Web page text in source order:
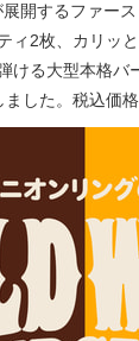
開するファー
ィ2枚、カリッ
ける大型本格
した。税込価